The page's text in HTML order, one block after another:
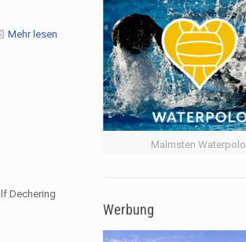
Mehr lesen
Dechering
Malmsten Waterpolo
Werbung